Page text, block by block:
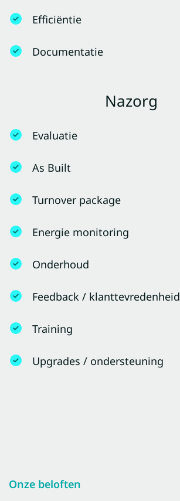
Efficiëntie
Documentatie
Nazorg
Evaluatie
As Built
Turnover package
Energie monitoring
Onderhoud
Feedback / klanttevredenheid
Training
Upgrades / ondersteuning
Onze beloften